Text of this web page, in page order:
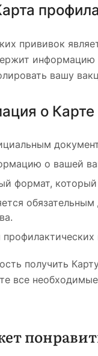
прививок
информацию
вашу
о Карте
о вашей
формат,
получить
все